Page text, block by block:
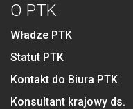
O PTK
Władze PTK
Statut PTK
Kontakt do Biura PTK
Konsultant krajowy ds.